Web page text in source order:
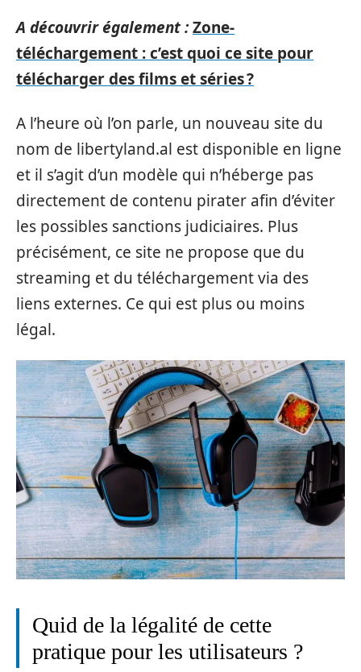
A découvrir également :Zone-
téléchargement : c’est quoi ce site pour
télécharger des films et séries ?
A l’heure où l’on parle, un nouveau site du
nom de libertyland.al est disponible en ligne
et il s’agit d’un modèle qui n’héberge pas
directement de contenu pirater afin d’éviter
les possibles sanctions judiciaires. Plus
précisément, ce site ne propose que du
streaming et du téléchargement via des
liens externes. Ce qui est plus ou moins
légal.
Quid de la légalité de cette
pratique pour les utilisateurs ?